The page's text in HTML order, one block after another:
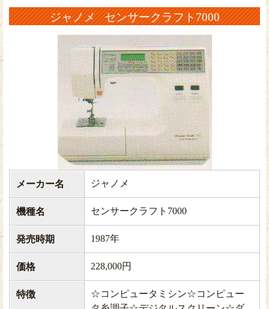
ジャノメ センサークラフト7000
メーカー名 ジャノメ
機種名 センサークラフト7000
発売時期 1987年
価格 228,000円
特徴
☆コンピュータミシン☆コンピュー